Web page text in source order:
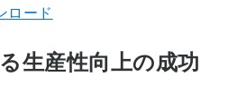
ロード
生産性向上の成功